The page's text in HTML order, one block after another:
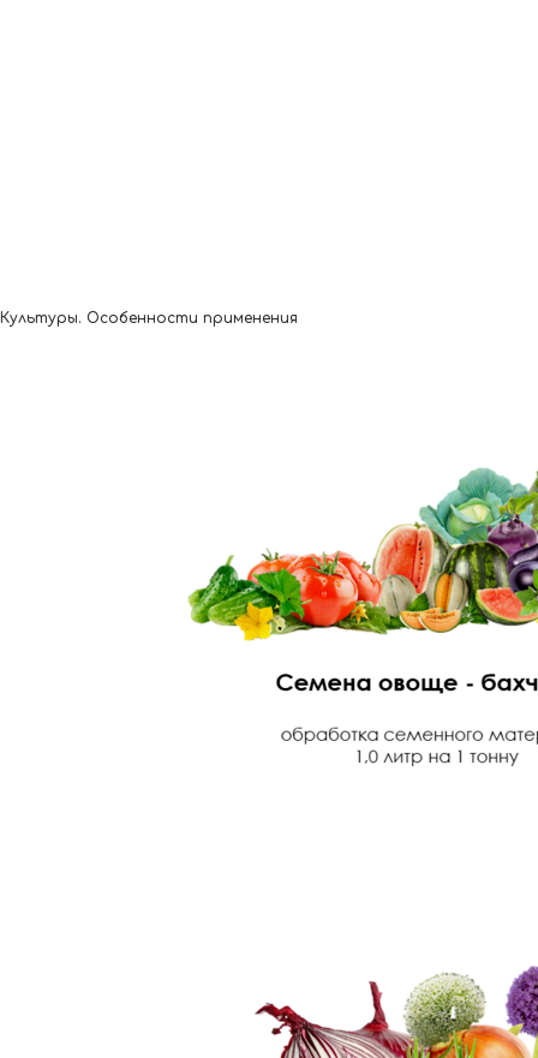
Культуры. Особенности применения